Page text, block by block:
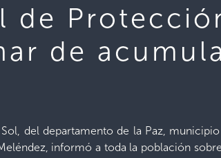
de
de
del departamento de la Paz,
informó a toda la población